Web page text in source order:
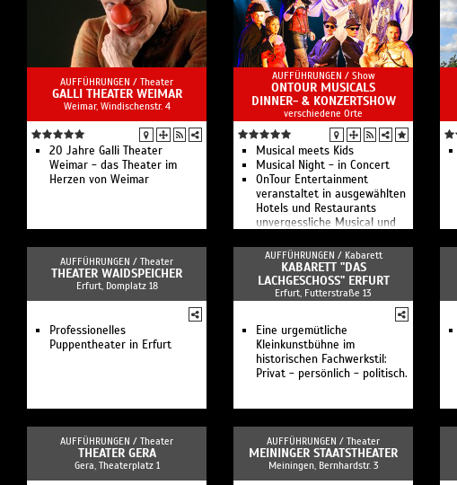
AUFFÜHRUNGEN / Theater
GALLI THEATER WEIMAR
Weimar, Windischenstr. 4
20 Jahre Galli Theater
Weimar - das Theater im
Herzen von Weimar
AUFFÜHRUNGEN / Show
ONTOUR MUSICALS
DINNER- & KONZERTSHOW
verschiedene Orte
Musical meets Kids
Musical Night - in Concert
OnTour Entertainment
veranstaltet in ausgewählten
Hotels und Restaurants
unvergessliche Musical und
Region Leipzig.
AUFFÜHRUNGEN / Theater
THEATER WAIDSPEICHER
Erfurt, Domplatz 18
Professionelles
Puppentheater in Erfurt
AUFFÜHRUNGEN / Kabarett
KABARETT "DAS
LACHGESCHOSS" ERFURT
Erfurt, Futterstraße 13
Eine urgemütliche
Kleinkunstbühne im
historischen Fachwerkstil:
Privat - persönlich - politisch.
AUFFÜHRUNGEN / Theater
THEATER GERA
Gera, Theaterplatz 1
AUFFÜHRUNGEN / Theater
MEININGER STAATSTHEATER
Meiningen, Bernhardstr. 3